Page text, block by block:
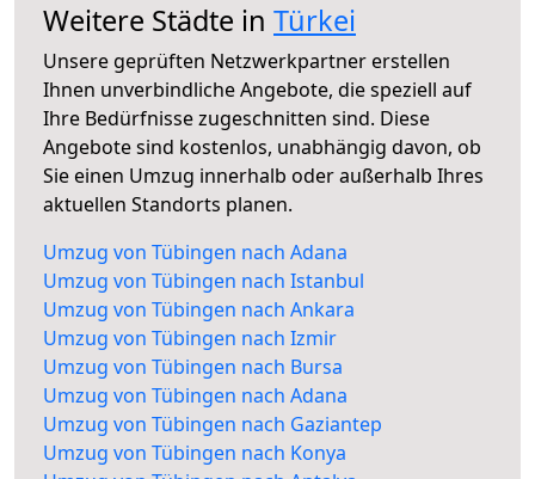
Weitere Städte in Türkei
Unsere geprüften Netzwerkpartner erstellen
Ihnen unverbindliche Angebote, die speziell auf
Ihre Bedürfnisse zugeschnitten sind. Diese
Angebote sind kostenlos, unabhängig davon, ob
Sie einen Umzug innerhalb oder außerhalb Ihres
aktuellen Standorts planen.
Umzug von Tübingen nach Adana
Umzug von Tübingen nach Istanbul
Umzug von Tübingen nach Ankara
Umzug von Tübingen nach Izmir
Umzug von Tübingen nach Bursa
Umzug von Tübingen nach Adana
Umzug von Tübingen nach Gaziantep
Umzug von Tübingen nach Konya